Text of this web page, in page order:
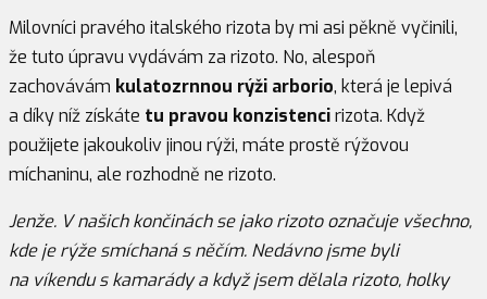
Milovníci pravého italského rizota by mi asi pěkně vyčinili,
že tuto úpravu vydávám za rizoto. No, alespoň
zachovávám kulatozrnnou rýži arborio, která je lepivá
a díky níž získáte tu pravou konzistencirizota. Když
použijete jakoukoliv jinou rýži, máte prostě rýžovou
míchaninu, ale rozhodně ne rizoto.
Jenže. V našich končinách se jako rizoto označuje všechno,
kde je rýže smíchaná s něčím. Nedávno jsme byli
na víkendu s kamarády a když jsem dělala rizoto, holky